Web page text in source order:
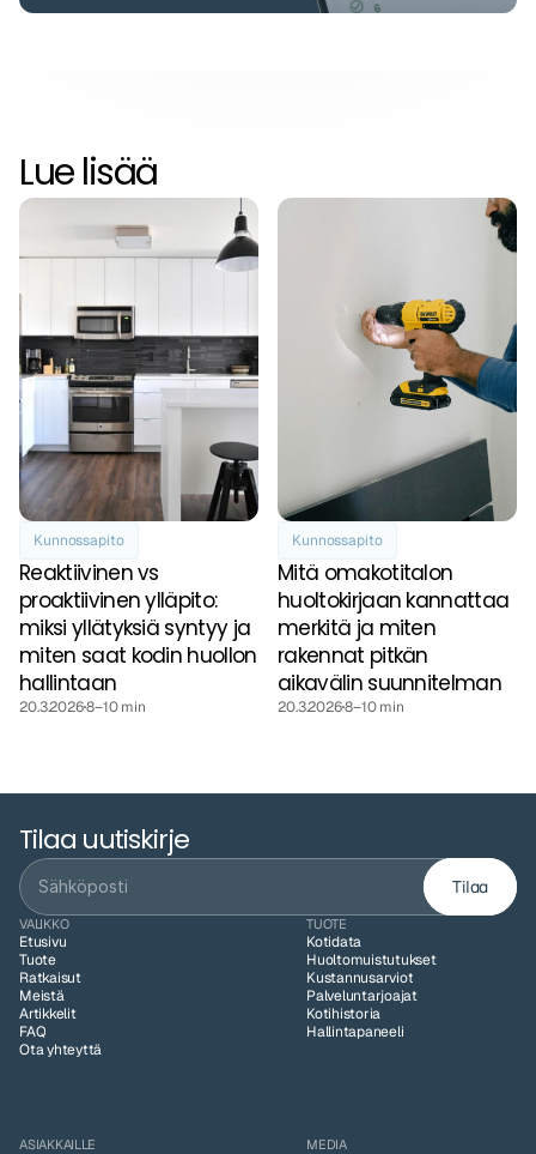
Lue lisää
Kunnossapito
Reaktiivinen vs
proaktiivinen ylläpito:
miksi yllätyksiä syntyy ja
miten saat kodin huollon
hallintaan
20.3.20268–10 min
Kunnossapito
Mitä omakotitalon
huoltokirjaan kannattaa
merkitä ja miten
rakennat pitkän
aikavälin suunnitelman
20.3.20268–10 min
VALIKKO
Etusivu
Tuote
Ratkaisut
Meistä
Artikkelit
FAQ
Ota yhteyttä
TUOTE
Kotidata
Huoltomuistutukset
Kustannusarviot
Palveluntarjoajat
Kotihistoria
Hallintapaneeli
ASIAKKAILLE MEDIA
Tilaa uutiskirje
Tilaa